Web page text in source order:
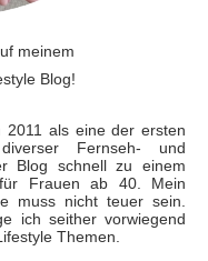
meinem
Blog!
2011 als eine der ersten
Fernseh- und
Blog schnell zu einem
Frauen ab 40. Mein
muss nicht teuer sein.
ich seither vorwiegend
Themen.